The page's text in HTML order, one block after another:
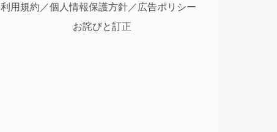
利用規約／個人情報保護方針／広告ポリシー
お詫びと訂正